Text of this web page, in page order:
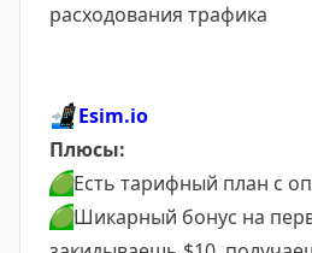
расходования трафика
📲 Esim.io
Плюсы:
🟢Есть тарифный план с
🟢Шикарный бонус на